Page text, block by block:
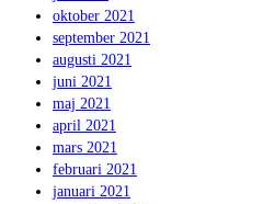
oktober 2021
september 2021
augusti 2021
juni 2021
maj 2021
april 2021
mars 2021
februari 2021
januari 2021